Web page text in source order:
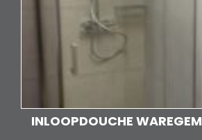
INLOOPDOUCHE WAREGEM